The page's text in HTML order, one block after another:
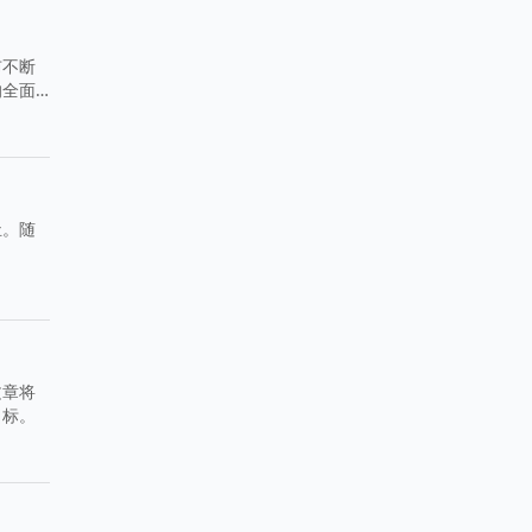
断
面
随
将
。